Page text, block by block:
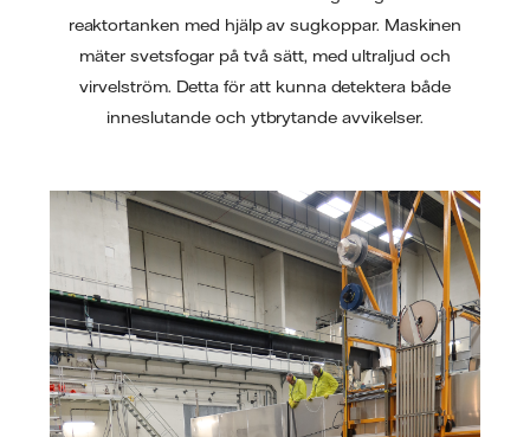
reaktortanken med hjälp av sugkoppar. Maskinen
mäter svetsfogar på två sätt, med ultraljud och
virvelström. Detta för att kunna detektera både
inneslutande och ytbrytande avvikelser.